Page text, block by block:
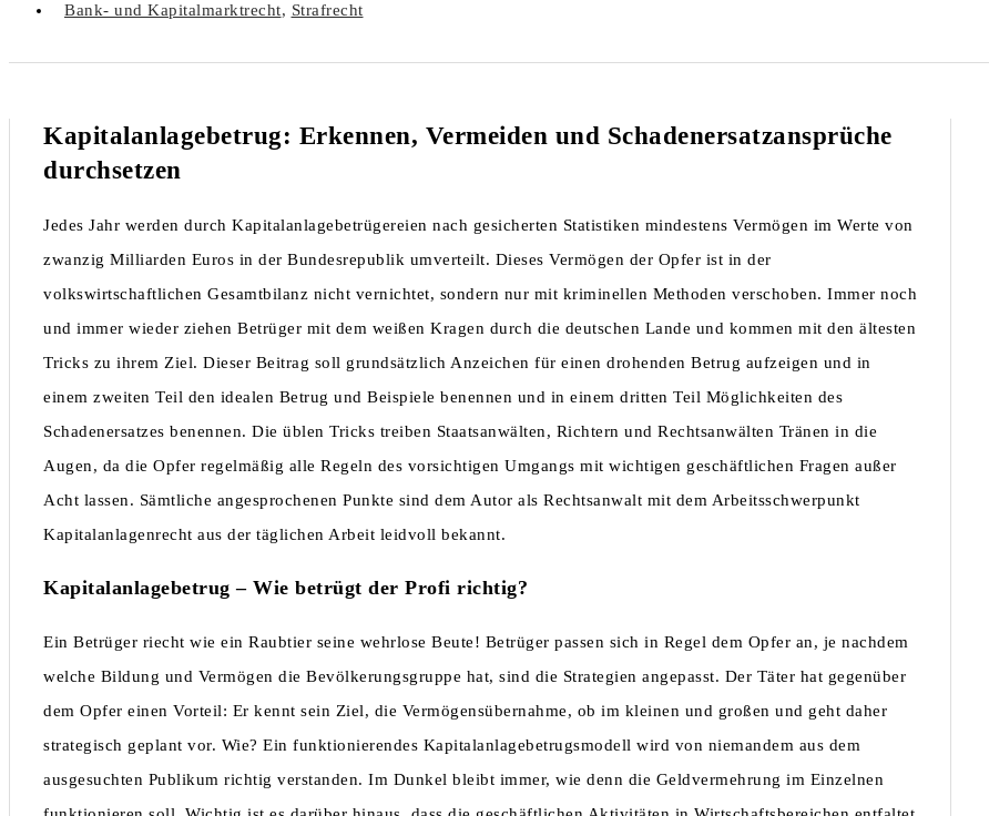
Bank- und Kapitalmarktrecht, Strafrecht
Kapitalanlagebetrug: Erkennen, Vermeiden und Schadenersatzansprüche
durchsetzen
Jedes Jahr werden durch Kapitalanlagebetrügereien nach gesicherten Statistiken mindestens Vermögen im Werte von
zwanzig Milliarden Euros in der Bundesrepublik umverteilt. Dieses Vermögen der Opfer ist in der
volkswirtschaftlichen Gesamtbilanz nicht vernichtet, sondern nur mit kriminellen Methoden verschoben. Immer noch
und immer wieder ziehen Betrüger mit dem weißen Kragen durch die deutschen Lande und kommen mit den ältesten
Tricks zu ihrem Ziel. Dieser Beitrag soll grundsätzlich Anzeichen für einen drohenden Betrug aufzeigen und in
einem zweiten Teil den idealen Betrug und Beispiele benennen und in einem dritten Teil Möglichkeiten des
Schadenersatzes benennen. Die üblen Tricks treiben Staatsanwälten, Richtern und Rechtsanwälten Tränen in die
Augen, da die Opfer regelmäßig alle Regeln des vorsichtigen Umgangs mit wichtigen geschäftlichen Fragen außer
Acht lassen. Sämtliche angesprochenen Punkte sind dem Autor als Rechtsanwalt mit dem Arbeitsschwerpunkt
Kapitalanlagenrecht aus der täglichen Arbeit leidvoll bekannt.
Kapitalanlagebetrug – Wie betrügt der Profi richtig?
Ein Betrüger riecht wie ein Raubtier seine wehrlose Beute! Betrüger passen sich in Regel dem Opfer an, je nachdem
welche Bildung und Vermögen die Bevölkerungsgruppe hat, sind die Strategien angepasst. Der Täter hat gegenüber
dem Opfer einen Vorteil: Er kennt sein Ziel, die Vermögensübernahme, ob im kleinen und großen und geht daher
strategisch geplant vor. Wie? Ein funktionierendes Kapitalanlagebetrugsmodell wird von niemandem aus dem
ausgesuchten Publikum richtig verstanden. Im Dunkel bleibt immer, wie denn die Geldvermehrung im Einzelnen